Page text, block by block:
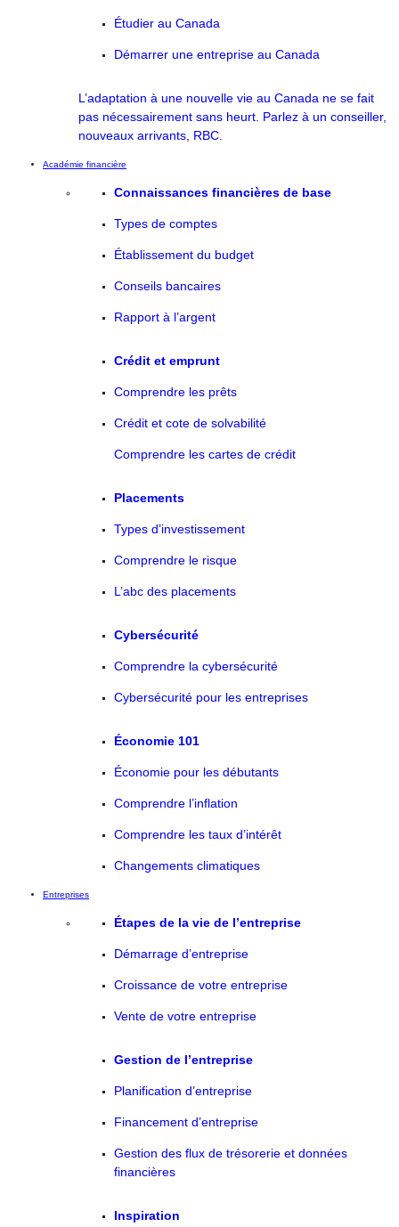
Étudier au Canada
Démarrer une entreprise au Canada
L’adaptation à une nouvelle vie au Canada ne se fait
pas nécessairement sans heurt. Parlez à un conseiller,
nouveaux arrivants, RBC.
Académie financière
Connaissances financières de base
Types de comptes
Établissement du budget
Conseils bancaires
Rapport à l’argent
Crédit et emprunt
Comprendre les prêts
Crédit et cote de solvabilité
Comprendre les cartes de crédit
Placements
Types d’investissement
Comprendre le risque
L’abc des placements
Cybersécurité
Comprendre la cybersécurité
Cybersécurité pour les entreprises
Économie 101
Économie pour les débutants
Comprendre l’inflation
Comprendre les taux d’intérêt
Changements climatiques
Entreprises
Étapes de la vie de l’entreprise
Démarrage d’entreprise
Croissance de votre entreprise
Vente de votre entreprise
Gestion de l’entreprise
Planification d’entreprise
Financement d’entreprise
Gestion des flux de trésorerie et données
financières
Inspiration